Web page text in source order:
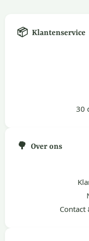
📦 Klantenservice
30
🌳 Over ons
Contact